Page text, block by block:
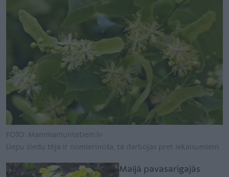
FOTO: Mammamuntetiem.lv
Liepu ziedu tēja ir nomierinoša, tā darbojas pret iekaisumiem.
Maijā pavasarīgajās